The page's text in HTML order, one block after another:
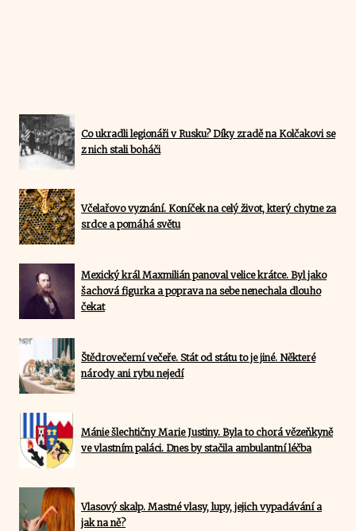
Co ukradli legionáři v Rusku? Díky zradě na Kolčakovi se
z nich stali boháči
Včelařovo vyznání. Koníček na celý život, který chytne za
srdce a pomáhá světu
Mexický král Maxmilián panoval velice krátce. Byl jako
šachová figurka a poprava na sebe nenechala dlouho
čekat
Štědrovečerní večeře. Stát od státu to je jiné. Některé
národy ani rybu nejedí
Mánie šlechtičny Marie Justiny. Byla to chorá vězeňkyně
ve vlastním paláci. Dnes by stačila ambulantní léčba
Vlasový skalp. Mastné vlasy, lupy, jejich vypadávání a
jak na ně?